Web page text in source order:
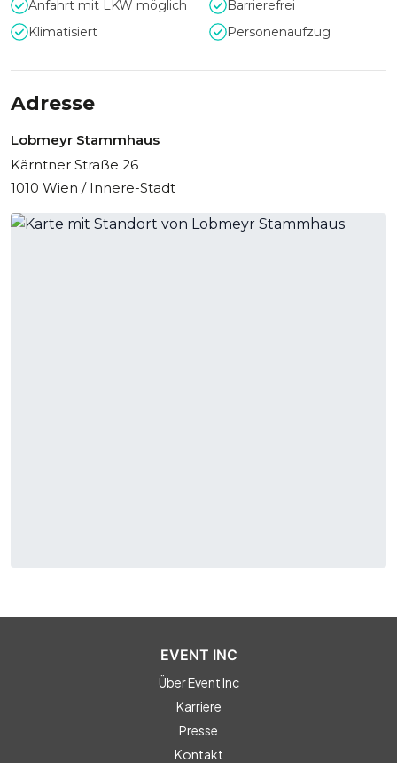
Anfahrt mit LKW möglich
Barrierefrei
Klimatisiert
Personenaufzug
Adresse
Lobmeyr Stammhaus
Kärntner Straße 26
1010 Wien / Innere-Stadt
EVENT INC
Über Event Inc
Karriere
Presse
Kontakt